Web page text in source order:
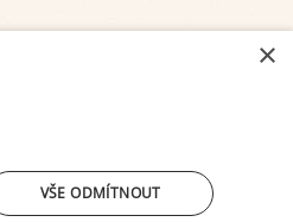
×
VŠE ODMÍTNOUT